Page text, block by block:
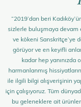
“2019’dan beri
sizlerle buluşmaya devam
ve kökeni Sanskritçe’ye
görüyor ve en keyifli
kadar hep yanınızda
harmanlanmış
ile ilgili bilgi alışverişinin
için çalışıyoruz. Tüm
bu geleneklere ait